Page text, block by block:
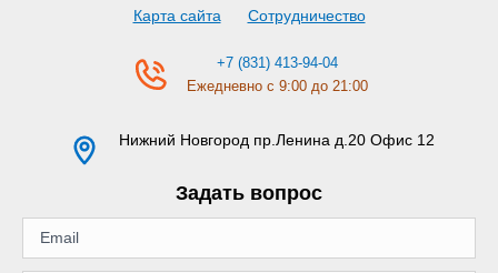
Карта сайта
Сотрудничество
+7 (831) 413-94-04
Ежедневно с 9:00 до 21:00
Нижний Новгород пр.Ленина д.20 Офис 12
Задать вопрос